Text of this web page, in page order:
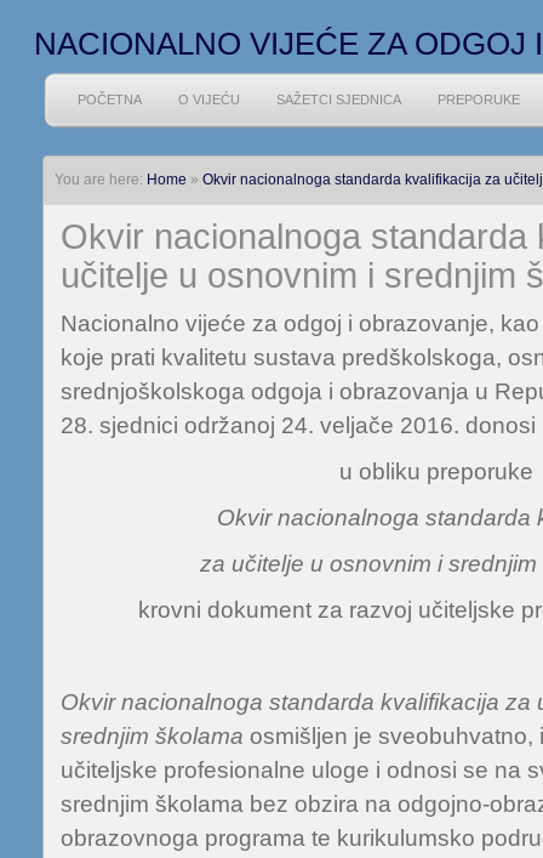
NACIONALNO VIJEĆE ZA ODGOJ
POČETNA O VIJEĆU SAŽETCI SJEDNICA PREPORUKE
You are here: Home » Okvir nacionalnoga standarda kvalifikacija za
Okvir nacionalnoga standarda
učitelje u osnovnim i srednjim
Nacionalno vijeće za odgoj i obrazovanje,
koje prati kvalitetu sustava predškolskoga,
srednjoškolskoga odgoja i obrazovanja u
28. sjednici održanoj 24. veljače 2016. donosi
u obliku preporuke
Okvir nacionalnoga standarda
za učitelje u osnovnim i
krovni dokument za razvoj učiteljske
Okvir nacionalnoga standarda kvalifikacija za
srednjim školama osmišljen je sveobuhvatno,
učiteljske profesionalne uloge i odnosi se na
srednjim školama bez obzira na odgojno-
obrazovnoga programa te kurikulumsko